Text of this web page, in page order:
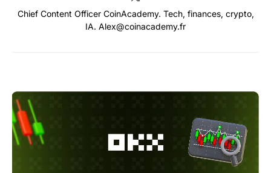
Chief Content Officer CoinAcademy. Tech, finances, crypto,
IA. Alex@coinacademy.fr